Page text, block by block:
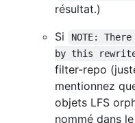
résultat.)
Si
NOTE:
by this
filter-repo
mentionnez
objets LFS
nommé dans